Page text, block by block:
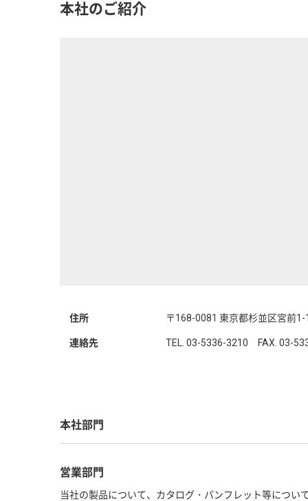
本社のご紹介
住所 〒168-0081 東京都杉並区宮前1-
連絡先 TEL. 03-5336-3210 FAX. 03-
本社部門
営業部門
当社の製品について、カタログ・パンフレット等につい